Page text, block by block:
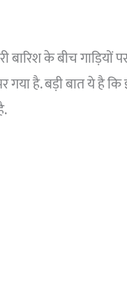
बारिश के बीच
है. बड़ी बात ये है कि